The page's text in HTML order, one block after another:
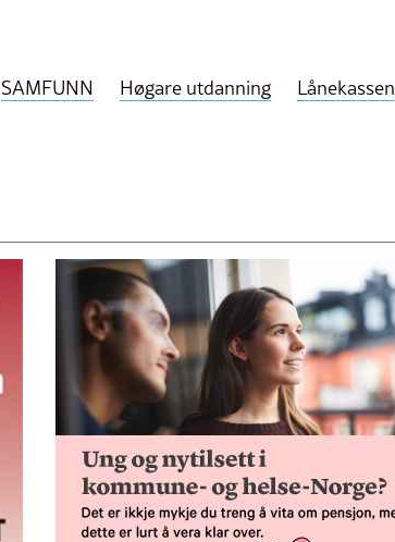
SAMFUNN Høgare utdanning Lånekassen